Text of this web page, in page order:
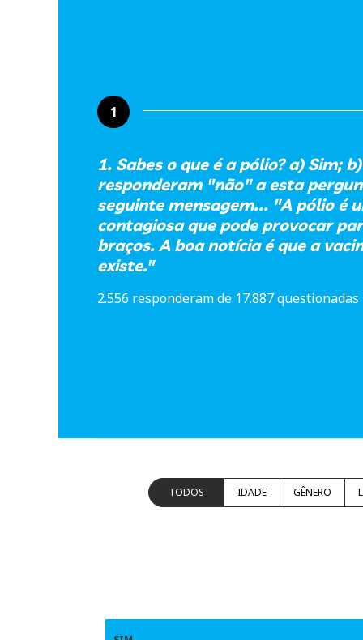
1
1. Sabes o que é a pólio? a) Sim;
responderam "não" a esta
seguinte mensagem... "A pólio é
contagiosa que pode provocar
braços. A boa notícia é que a
existe."
2.556 responderam de 17.887 questionadas
TODOS IDADE GÊNERO